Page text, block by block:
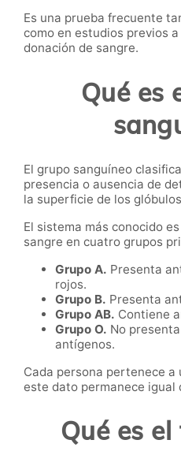
Es una prueba frecuente
como en estudios previos
donación de sangre.
Qué es
El grupo sanguíneo
presencia o ausencia de
la superficie de los
El sistema más conocido
sangre en cuatro grupos
Grupo A. Presenta
rojos.
Grupo B. Presenta
Grupo AB. Contiene
Grupo O. No
antígenos.
Cada persona pertenece a
este dato permanece igual
Qué es